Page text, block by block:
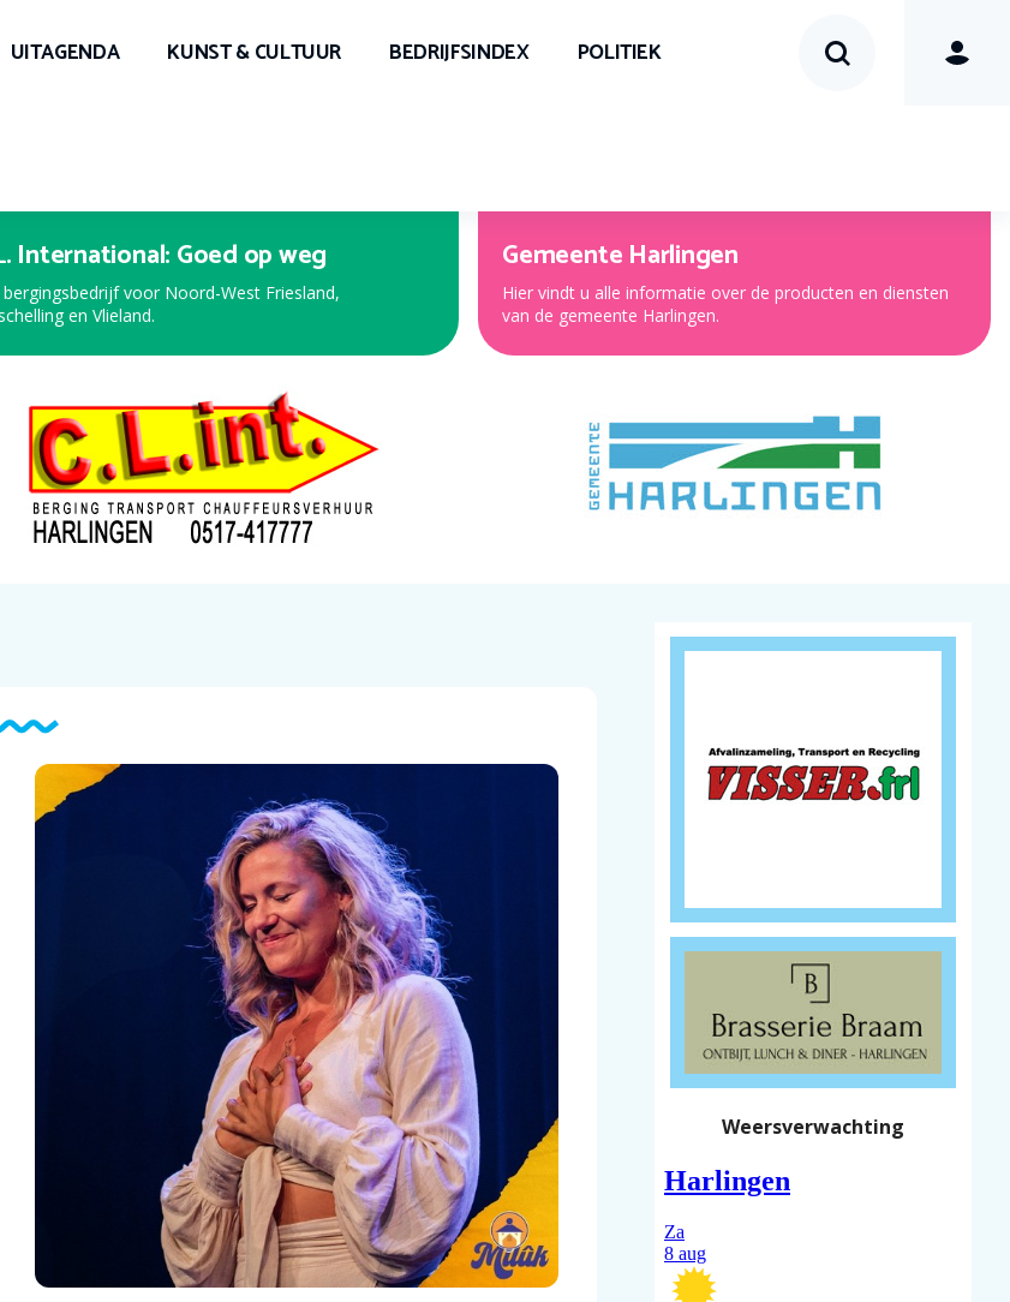
UITAGENDA KUNST & CULTUUR BEDRIJFSINDEX POLITIEK
Expert Harlingen
Bekijk de nieuwe folder met de beste aanbiedingen!
Gemeente Harlingen
Hier vindt u alle informatie over de producten en diensten
van de gemeente Harlingen.
Weersverwachting